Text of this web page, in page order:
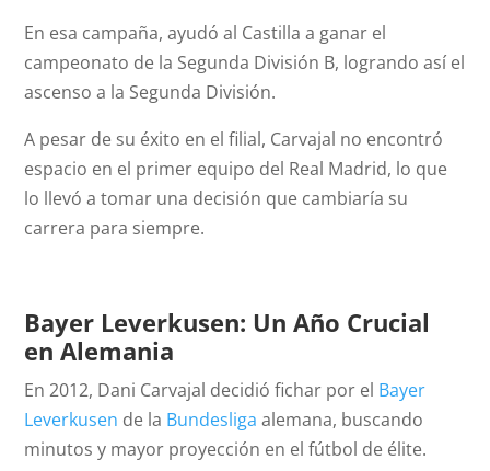
En esa campaña, ayudó al Castilla a ganar el
campeonato de la Segunda División B, logrando así el
ascenso a la Segunda División.
A pesar de su éxito en el filial, Carvajal no encontró
espacio en el primer equipo del Real Madrid, lo que
lo llevó a tomar una decisión que cambiaría su
carrera para siempre.
Bayer Leverkusen: Un Año Crucial
en Alemania
En 2012, Dani Carvajal decidió fichar por el Bayer
Leverkusen de la Bundesliga alemana, buscando
minutos y mayor proyección en el fútbol de élite.